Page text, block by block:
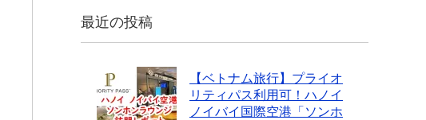
最近の投稿
【ベトナム旅行】プライオ
リティパス利用可！ハノイ
ノイバイ国際空港「ソンホ